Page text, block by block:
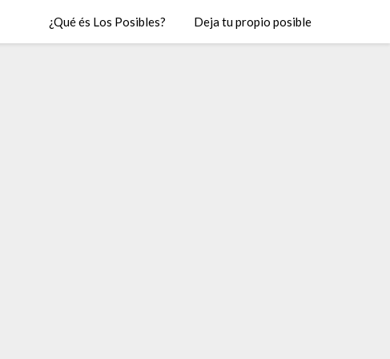
¿Qué és Los Posibles? Deja tu propio posible